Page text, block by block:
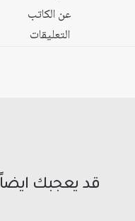
عن الكاتب
التعليقات
قد يعجبك ايضاً